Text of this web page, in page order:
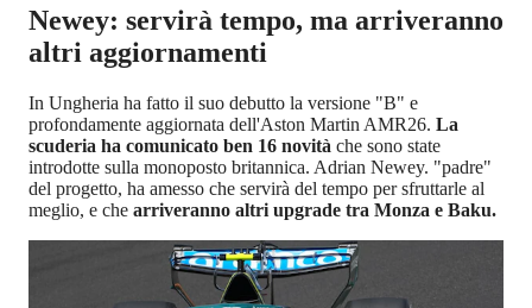
Newey: servirà tempo, ma arriveranno
altri aggiornamenti
In Ungheria ha fatto il suo debutto la versione "B" e
profondamente aggiornata dell'Aston Martin AMR26. La
scuderia ha comunicato ben 16 novità che sono state
introdotte sulla monoposto britannica. Adrian Newey. "padre"
del progetto, ha amesso che servirà del tempo per sfruttarle al
meglio, e che arriveranno altri upgrade tra Monza e Baku.